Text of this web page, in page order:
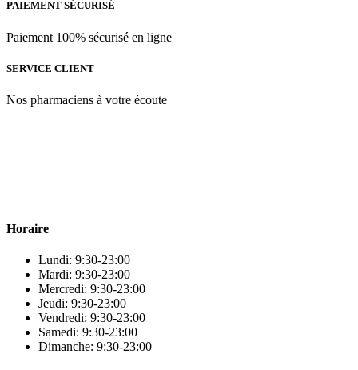
PAIEMENT SÉCURISÉ
Paiement 100% sécurisé en ligne
SERVICE CLIENT
Nos pharmaciens à votre écoute
Horaire
Lundi: 9:30-23:00
Mardi: 9:30-23:00
Mercredi: 9:30-23:00
Jeudi: 9:30-23:00
Vendredi: 9:30-23:00
Samedi: 9:30-23:00
Dimanche: 9:30-23:00